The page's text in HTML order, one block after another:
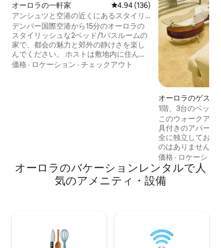
オーロラの一軒家 レビュー136件、5つ星中4.94つ
4.94 (136)
アンシュツと空港の近くにあるスタイリ
ッシュな2ベッドルームの隠れ家
デンバー国際空港から15分のオーロラの
スタイリッシュな2ベッド/1バスルームの
家で、都会の魅力と郊外の静けさを楽し
んでください。 ホストは敷地内に住んで
おり、別の庭付きの階下のユニットに住
価格 · ロケーション · チェックアウト
オーロラのゲスト
1階、3台のベッド
このウォークアウ
具付きのアパート
全に独立しており
のはありません。
ダイニングテーブ
（Netflix、Prime
ESPN 2 ..）、バ
濯機＆乾燥機、ク
いです。専用のア
ます。
価格 · ロケーショ
オーロラのバケーションレンタルで人
気のアメニティ・設備